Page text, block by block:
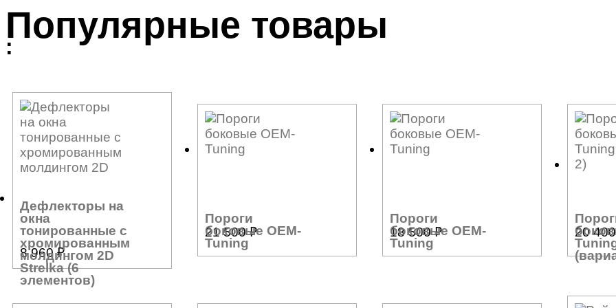
Популярные товары
:
Дефлекторы на
окна
тонированные с
хромированным
молдингом 2D
Strelka (6
элементов)
8 960₽
Пороги
боковые OEM-
Tuning
21 500₽
Пороги
боковые OEM-
Tuning
18 500₽ 20